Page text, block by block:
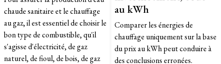
chaude sanitaire et le chauffage
au gaz, il est essentiel de choisir le
bon type de combustible, qu'il
s'agisse d'électricité, de gaz
naturel, de fioul, de bois, de gaz
au kWh
Comparer les énergies de
chauffage uniquement sur la base
du prix au kWh peut conduire à
des conclusions erronées.